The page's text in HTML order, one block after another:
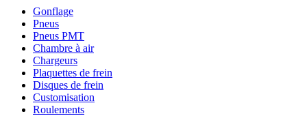
Gonflage
Pneus
Pneus PMT
Chambre à air
Chargeurs
Plaquettes de frein
Disques de frein
Customisation
Roulements